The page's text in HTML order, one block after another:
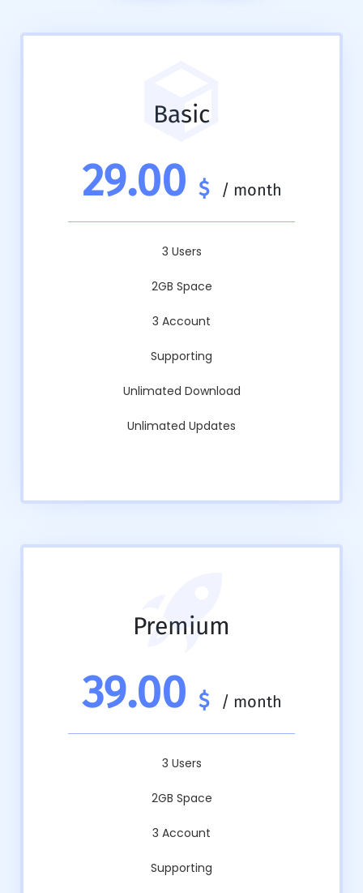
Basic
29.00 $ / month
3 Users
2GB Space
3 Account
Supporting
Unlimated Download
Unlimated Updates
Premium
39.00 $ / month
3 Users
2GB Space
3 Account
Supporting